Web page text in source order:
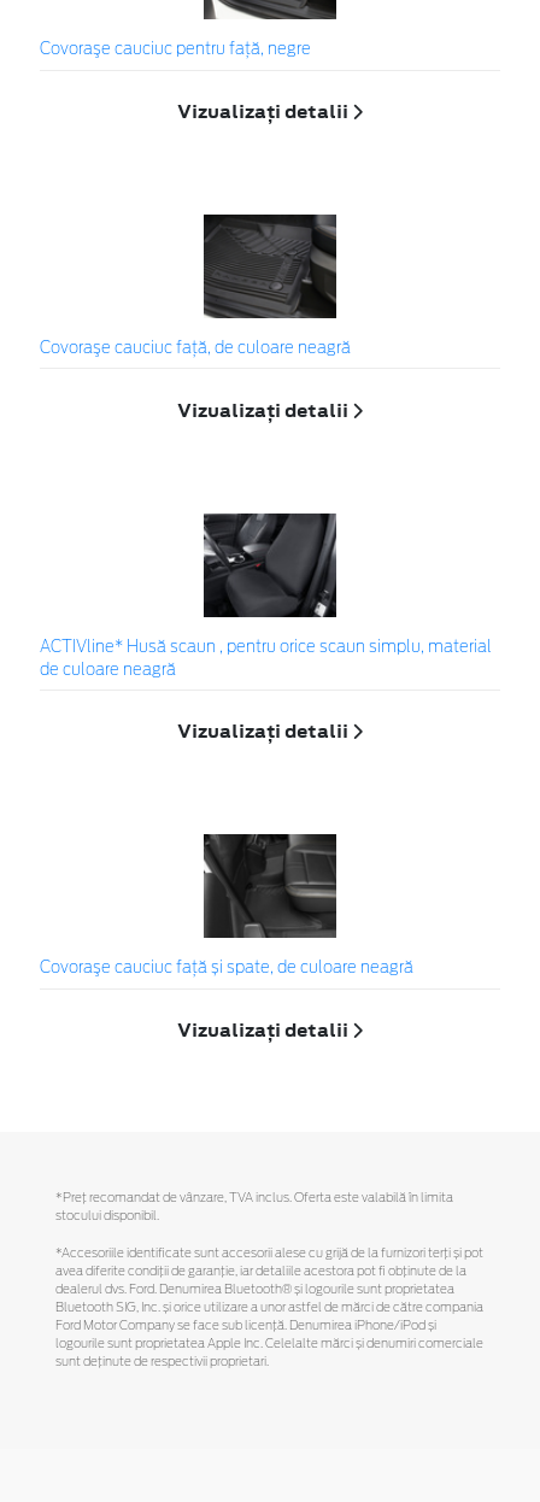
Covoraşe cauciuc pentru față, negre
Vizualizați detalii
Covoraşe cauciuc față, de culoare neagră
Vizualizați detalii
ACTIVline* Husă scaun , pentru orice scaun simplu, material
de culoare neagră
Vizualizați detalii
Covoraşe cauciuc față și spate, de culoare neagră
Vizualizați detalii
*Preţ recomandat de vânzare, TVA inclus. Oferta este valabilă în limita
stocului disponibil.
*Accesoriile identificate sunt accesorii alese cu grijă de la furnizori terți și pot
avea diferite condiții de garanție, iar detaliile acestora pot fi obținute de la
dealerul dvs. Ford. Denumirea Bluetooth® și logourile sunt proprietatea
Bluetooth SIG, Inc. și orice utilizare a unor astfel de mărci de către compania
Ford Motor Company se face sub licență. Denumirea iPhone/iPod și
logourile sunt proprietatea Apple Inc. Celelalte mărci și denumiri comerciale
sunt deținute de respectivii proprietari.